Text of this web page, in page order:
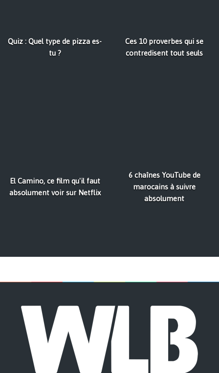
Quiz : Quel type de pizza es-
tu ?
Ces 10 proverbes qui se
contredisent tout seuls
El Camino, ce film qu'il faut
absolument voir sur Netflix
6 chaînes YouTube de
marocains à suivre
absolument